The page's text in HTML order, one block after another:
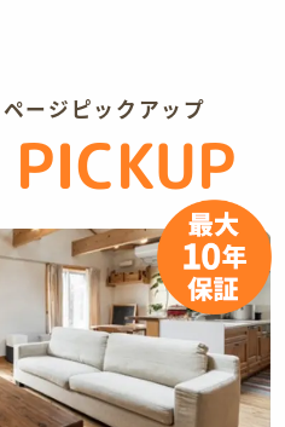
ージピックアップ
PICKUP